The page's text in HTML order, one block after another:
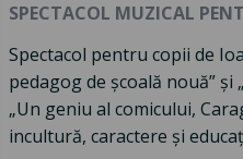
SPECTACOL MUZICAL
Spectacol pentru copii de
pedagog de școală nouă” și
„Un geniu al comicului,
incultură, caractere și